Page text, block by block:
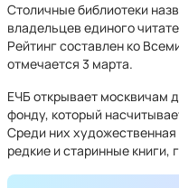
Столичные библиотеки
владельцев единого
Рейтинг составлен ко
отмечается 3 марта.
ЕЧБ открывает москвичам
фонду, который
Среди них
редкие и старинные книги,